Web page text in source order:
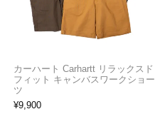
カーハート Carhartt リラックスド
フィット キャンバスワークショー
ツ
¥9,900